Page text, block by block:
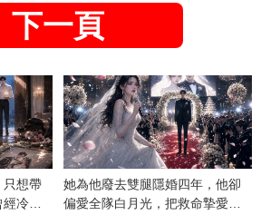
下一頁
只想帶
冷漠
她為他廢去雙腿隱婚四年，他卻
偏愛全隊白月光，把救命摯愛當